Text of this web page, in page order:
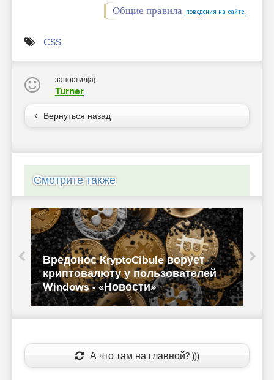
Общие правила поведения на сайте.
CSS
запостил(а)
Turner
Вернуться назад
Смотрите также
Вредонос KryptoCibule ворует
криптовалюту у пользователей
Windows - «Новости»
А что там на главной? )))